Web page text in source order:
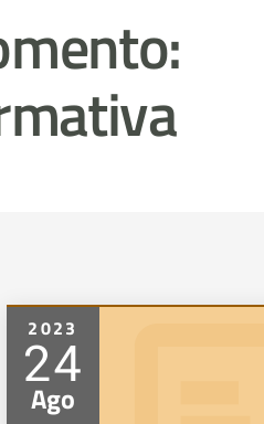
2023
24
Ago